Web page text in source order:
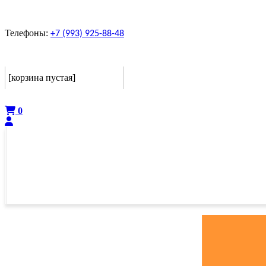
Телефоны: +7 (993) 925-88-48
[корзина пустая]
0